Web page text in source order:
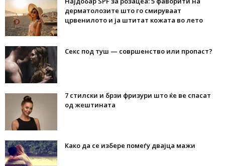
дерматолозите што го смируваат
црвенилото и ја штитат кожата во лето
Секс под туш — совршенство или пропаст?
7 стилски и брзи фризури што ќе ве спасат
од жештината
Како да се избере помеѓу двајца мажи